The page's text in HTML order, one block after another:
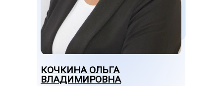
КОЧКИНА ОЛЬГА
ВЛАДИМИРОВНА